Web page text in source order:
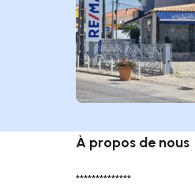
À propos de nous
**************